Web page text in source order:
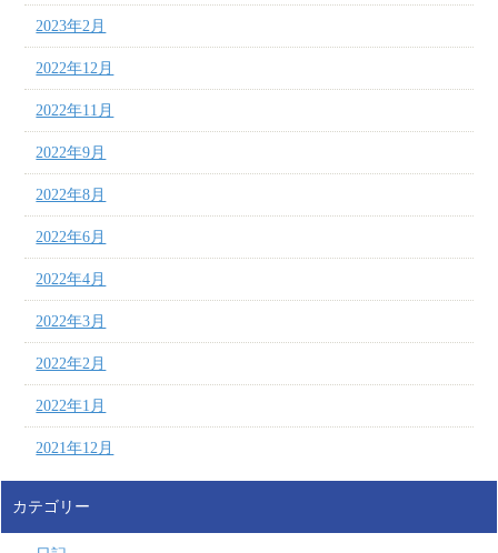
2023年2月
2022年12月
2022年11月
2022年9月
2022年8月
2022年6月
2022年4月
2022年3月
2022年2月
2022年1月
2021年12月
カテゴリー